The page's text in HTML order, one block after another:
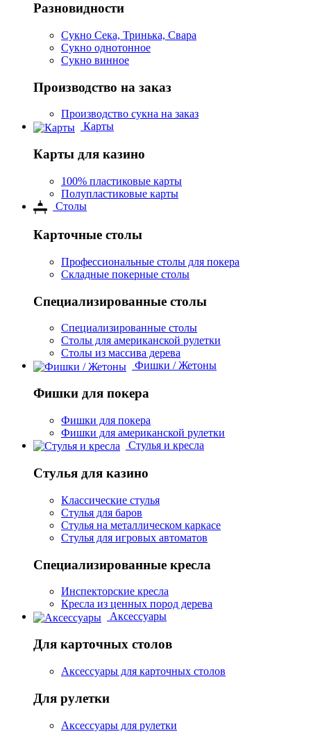
Разновидности
Сукно Сека, Тринька, Свара
Сукно однотонное
Сукно винное
Производство на заказ
Производство сукна на заказ
Карты
Карты для казино
100% пластиковые карты
Полупластиковые карты
Столы
Карточные столы
Профессиональные столы для покера
Складные покерные столы
Специализированные столы
Специализированные столы
Столы для американской рулетки
Столы из массива дерева
Фишки / Жетоны
Фишки для покера
Фишки для покера
Фишки для американской рулетки
Стулья и кресла
Стулья для казино
Классические стулья
Стулья для баров
Стулья на металлическом каркасе
Стулья для игровых автоматов
Специализированные кресла
Инспекторские кресла
Кресла из ценных пород дерева
Аксессуары
Для карточных столов
Аксессуары для карточных столов
Для рулетки
Аксессуары для рулетки